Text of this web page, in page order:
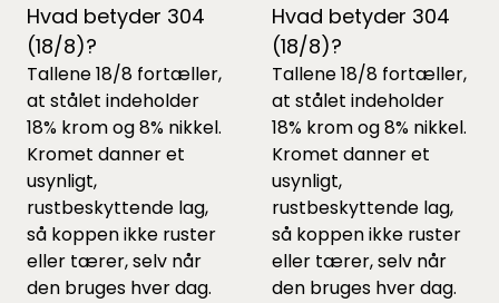
Hvad betyder 304
(18/8)?
Tallene 18/8 fortæller,
at stålet indeholder
18% krom og 8% nikkel.
Kromet danner et
usynligt,
rustbeskyttende lag,
så koppen ikke ruster
eller tærer, selv når
den bruges hver dag.
Hvad betyder 304
(18/8)?
Tallene 18/8 fortæller,
at stålet indeholder
18% krom og 8% nikkel.
Kromet danner et
usynligt,
rustbeskyttende lag,
så koppen ikke ruster
eller tærer, selv når
den bruges hver dag.